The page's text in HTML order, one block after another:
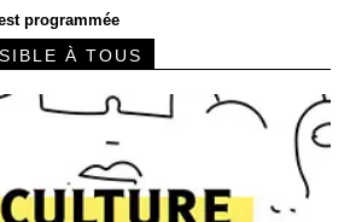
programmée
À TOUS